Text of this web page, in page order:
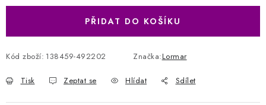
PŘIDAT DO KOŠÍKU
Kód zboží: 138459-492202 Značka:Lormar
Tisk Zeptat se Hlídat Sdílet